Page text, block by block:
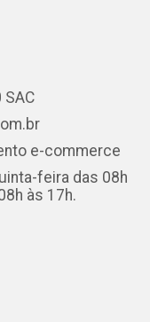
e-commerce
feira das 08h
às 17h.